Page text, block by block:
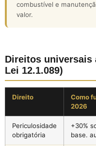
combustível e
valor.
Direitos universais
Lei 12.1.089)
Direito
Como
2026
Periculosidade
obrigatória
+30%
base.